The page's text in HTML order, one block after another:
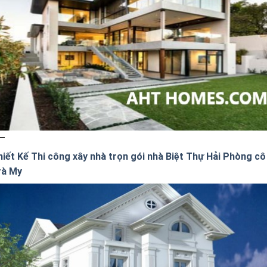
Kế Thi công xây nhà trọn gói nhà Biệt Thự Hải Phòng cô
My